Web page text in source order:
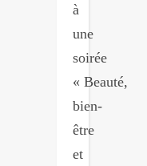
à
une
soirée
« Beauté,
bien-
être
et